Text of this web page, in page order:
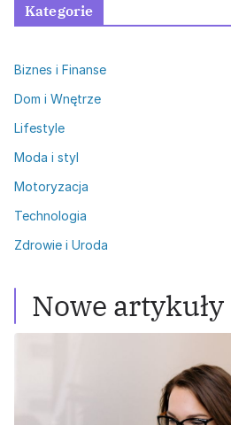
Kategorie
Biznes i Finanse
Dom i Wnętrze
Lifestyle
Moda i styl
Motoryzacja
Technologia
Zdrowie i Uroda
Nowe artykuły